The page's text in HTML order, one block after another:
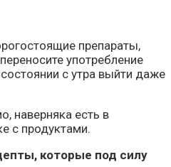
препараты,
употребление
с утра выйти даже
наверняка есть в
с продуктами.
которые под силу